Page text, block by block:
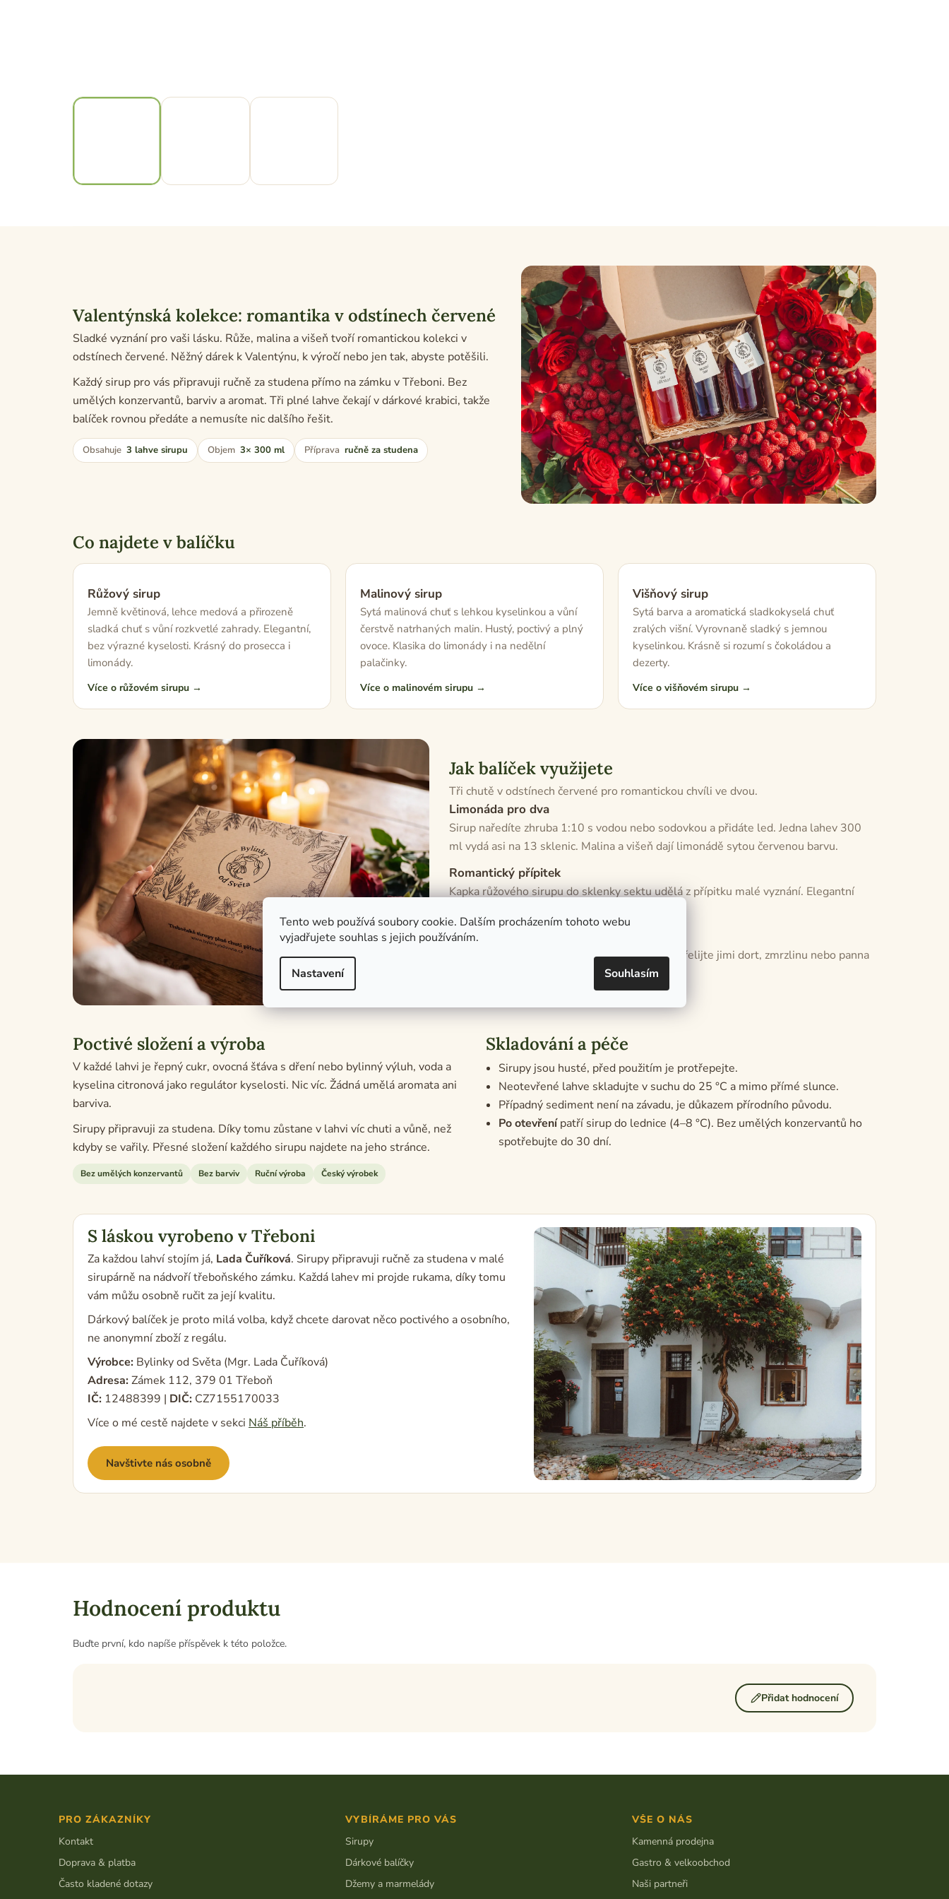
Tento web používá soubory cookie. Dalším procházením tohoto webu
vyjadřujete souhlas s jejich používáním.
Nastavení Souhlasím
Valentýnská kolekce: romantika v odstínech červené
Sladké vyznání pro vaši lásku. Růže, malina a višeň tvoří romantickou kolekci v
odstínech červené. Něžný dárek k Valentýnu, k výročí nebo jen tak, abyste potěšili.
Každý sirup pro vás připravuji ručně za studena přímo na zámku v Třeboni. Bez
umělých konzervantů, barviv a aromat. Tři plné lahve čekají v dárkové krabici, takže
balíček rovnou předáte a nemusíte nic dalšího řešit.
Obsahuje 3 lahve sirupu Objem 3× 300 ml Příprava ručně za studena
Co najdete v balíčku
Růžový sirup
Jemně květinová, lehce medová a přirozeně
sladká chuť s vůní rozkvetlé zahrady. Elegantní,
bez výrazné kyselosti. Krásný do prosecca i
limonády.
Více o růžovém sirupu →
Malinový sirup
Sytá malinová chuť s lehkou kyselinkou a vůní
čerstvě natrhaných malin. Hustý, poctivý a plný
ovoce. Klasika do limonády i na nedělní
palačinky.
Více o malinovém sirupu →
Višňový sirup
Sytá barva a aromatická sladkokyselá chuť
zralých višní. Vyrovnaně sladký s jemnou
kyselinkou. Krásně si rozumí s čokoládou a
dezerty.
Více o višňovém sirupu →
Jak balíček využijete
Tři chutě v odstínech červené pro romantickou chvíli ve dvou.
Limonáda pro dva
Sirup naředíte zhruba 1:10 s vodou nebo sodovkou a přidáte led. Jedna lahev 300
ml vydá asi na 13 sklenic. Malina a višeň dají limonádě sytou červenou barvu.
Romantický přípitek
Kapka růžového sirupu do sklenky sektu udělá z přípitku malé vyznání. Elegantní
Na dezerty s čokoládou
Višeň a malina si skvěle rozumí s čokoládou. Přelijte jimi dort, zmrzlinu nebo panna
Poctivé složení a výroba
V každé lahvi je řepný cukr, ovocná šťáva s dření nebo bylinný výluh, voda a
kyselina citronová jako regulátor kyselosti. Nic víc. Žádná umělá aromata ani
barviva.
Sirupy připravuji za studena. Díky tomu zůstane v lahvi víc chuti a vůně, než
kdyby se vařily. Přesné složení každého sirupu najdete na jeho stránce.
Bez umělých konzervantů Bez barviv Ruční výroba Český výrobek
Skladování a péče
Sirupy jsou husté, před použitím je protřepejte.
Neotevřené lahve skladujte v suchu do 25 °C a mimo přímé slunce.
Případný sediment není na závadu, je důkazem přírodního původu.
Po otevřenípatří sirup do lednice (4–8 °C). Bez umělých konzervantů ho
spotřebujte do 30 dní.
S láskou vyrobeno v Třeboni
Za každou lahví stojím já, Lada Čuříková . Sirupy připravuji ručně za studena v malé
sirupárně na nádvoří třeboňského zámku. Každá lahev mi projde rukama, díky tomu
vám můžu osobně ručit za její kvalitu.
Dárkový balíček je proto milá volba, když chcete darovat něco poctivého a osobního,
ne anonymní zboží z regálu.
Výrobce: Bylinky od Světa (Mgr. Lada Čuříková)
Adresa: Zámek 112, 379 01 Třeboň
IČ: 12488399 | DIČ: CZ7155170033
Více o mé cestě najdete v sekci Náš příběh
Navštivte nás osobně
Hodnocení produktu
Buďte první, kdo napíše příspěvek k této položce.
Přidat hodnocení
Z
PRO ZÁKAZNÍKY
Kontakt
Doprava & platba
Často kladené dotazy
VYBÍRÁME PRO VÁS
Sirupy
Dárkové balíčky
Džemy a marmelády
VŠE O NÁS
Kamenná prodejna
Gastro & velkoobchod
Naši partneři